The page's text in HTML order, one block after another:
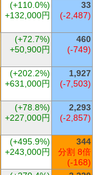
(+110.0%)
+132,000円
33
(-2,487)
(+72.7%)
+50,900円
460
(-749)
(+202.2%)
+631,000円
1,927
(-7,503)
(+78.8%)
+227,000円
2,293
(-2,857)
(+495.9%)
+243,000円
344
分割 8倍
(-168)